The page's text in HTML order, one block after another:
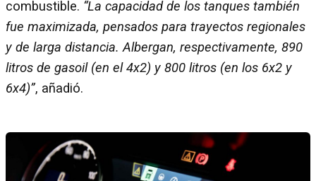
combustible. “La capacidad de los tanques también
fue maximizada, pensados para trayectos regionales
y de larga distancia. Albergan, respectivamente, 890
litros de gasoil (en el 4x2) y 800 litros (en los 6x2 y
6x4)”, añadió.